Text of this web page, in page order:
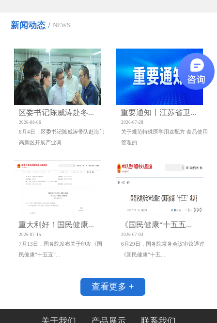
新闻动态 / NEWS
区委书记陈威涛赴冬...
2026-08-06
8月4日，区委书记陈威涛带队赴海门
高新区开展产业调...
重要通知丨江苏省卫...
2026-07-28
关于规范特殊医学用途配方 食品使用
管理的...
重大利好！国民健康...
2026-07-15
7月13日，国务院发布关于印发《国
民健康“十五五”...
《国民健康“十五五...
2026-07-03
6月29日，国务院常务会议审议通过
《国民健康“十五...
查看更多 +
关于我们 产品展示 联系我们